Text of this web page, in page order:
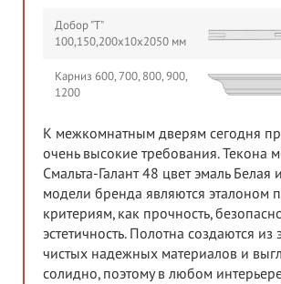
Добор "Т"
100,150,200х10х2050 мм
Карниз 600, 700, 800, 900,
1200
К межкомнатным дверям сегодня
очень высокие требования. Текона
Смальта-Галант 48 цвет эмаль Белая
модели бренда являются эталоном
критериям, как прочность,
эстетичность. Полотна создаются из
чистых надежных материалов и
солидно, поэтому в любом интерьере